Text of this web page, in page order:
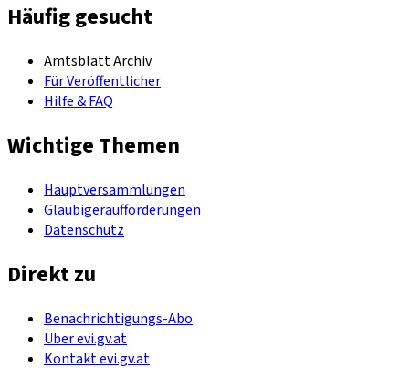
Häufig gesucht
Amtsblatt Archiv
Für Veröffentlicher
Hilfe & FAQ
Wichtige Themen
Hauptversammlungen
Gläubigeraufforderungen
Datenschutz
Direkt zu
Benachrichtigungs-Abo
Über evi.gv.at
Kontakt evi.gv.at